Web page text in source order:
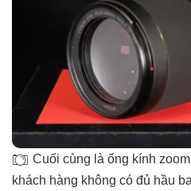
Cuối cùng là ống kính
khách hàng không có đủ hầu